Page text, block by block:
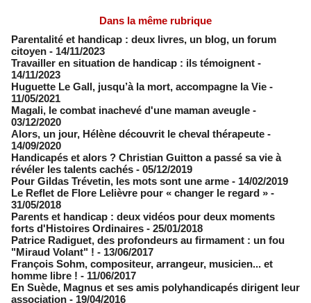
Dans la même rubrique
Parentalité et handicap : deux livres, un blog, un forum
citoyen - 14/11/2023
Travailler en situation de handicap : ils témoignent -
14/11/2023
Huguette Le Gall, jusqu’à la mort, accompagne la Vie -
11/05/2021
Magali, le combat inachevé d'une maman aveugle -
03/12/2020
Alors, un jour, Hélène découvrit le cheval thérapeute -
14/09/2020
Handicapés et alors ? Christian Guitton a passé sa vie à
révéler les talents cachés - 05/12/2019
Pour Gildas Trévetin, les mots sont une arme - 14/02/2019
Le Reflet de Flore Lelièvre pour « changer le regard » -
31/05/2018
Parents et handicap : deux vidéos pour deux moments
forts d'Histoires Ordinaires - 25/01/2018
Patrice Radiguet, des profondeurs au firmament : un fou
"Miraud Volant" ! - 13/06/2017
François Sohm, compositeur, arrangeur, musicien... et
homme libre ! - 11/06/2017
​En Suède, Magnus et ses amis polyhandicapés dirigent leur
association - 19/04/2016